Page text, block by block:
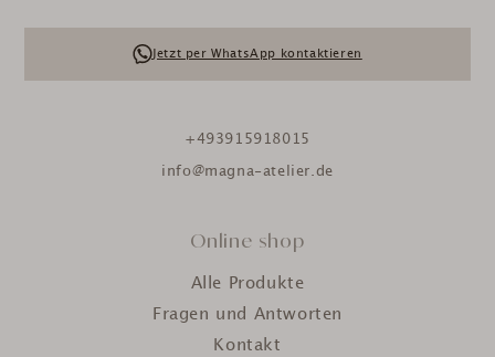
Jetzt per WhatsApp kontaktieren
+493915918015
info@magna-atelier.de
Online shop
Alle Produkte
Fragen und Antworten
Kontakt